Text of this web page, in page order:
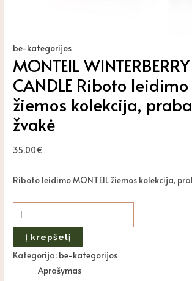
be-kategorijos
MONTEIL
CANDLE Riboto leidimo
žiemos kolekcija,
žvakė
35.00€
Riboto leidimo MONTEIL žiemos kolekcija,
Į krepšelį
Kategorija: be-kategorijos
Aprašymas